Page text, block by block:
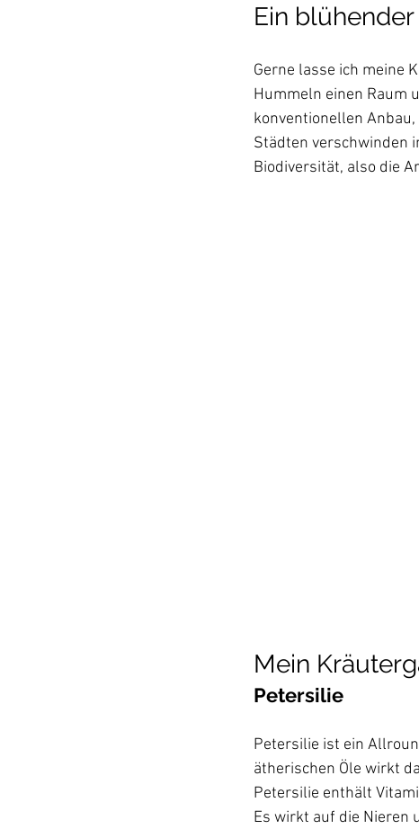
Ein
Gerne lasse ich meine
Hummeln einen Raum
konventionellen
Städten verschwinden
Biodiversität, also die
Mein
Petersilie
Petersilie ist ein
ätherischen Öle wirkt
Petersilie enthält
Es wirkt auf die Nieren